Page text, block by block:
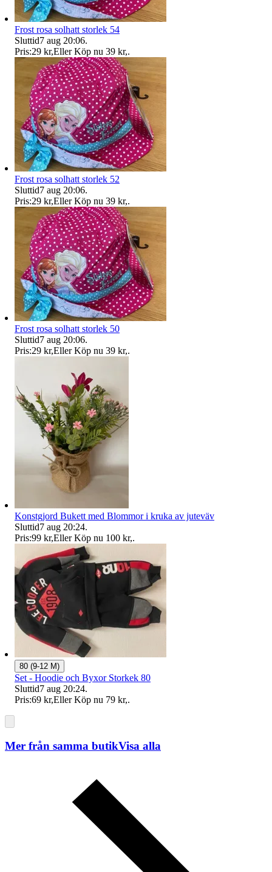
Frost rosa solhatt storlek 54
Sluttid7 aug 20:06.
Pris:29 kr,Eller Köp nu 39 kr,.
Frost rosa solhatt storlek 52
Sluttid7 aug 20:06.
Pris:29 kr,Eller Köp nu 39 kr,.
Frost rosa solhatt storlek 50
Sluttid7 aug 20:06.
Pris:29 kr,Eller Köp nu 39 kr,.
Konstgjord Bukett med Blommor i kruka av juteväv
Sluttid7 aug 20:24.
Pris:99 kr,Eller Köp nu 100 kr,.
80 (9-12 M)
Set - Hoodie och Byxor Storkek 80
Sluttid7 aug 20:24.
Pris:69 kr,Eller Köp nu 79 kr,.
Mer från samma butikVisa alla